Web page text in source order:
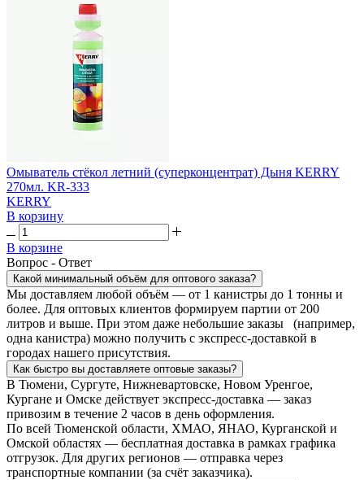
Омыватель стёкол летний (суперконцентрат) Дыня KERRY
270мл. KR-333
KERRY
В корзину
В корзине
Вопрос - Ответ
Какой минимальный объём для оптового заказа?
Мы доставляем любой объём — от 1 канистры до 1 тонны и
более. Для оптовых клиентов формируем партии от 200
литров и выше. При этом даже небольшие заказы (например,
одна канистра) можно получить с экспресс-доставкой в
городах нашего присутствия.
Как быстро вы доставляете оптовые заказы?
В Тюмени, Сургуте, Нижневартовске, Новом Уренгое,
Кургане и Омске действует экспресс-доставка — заказ
привозим в течение 2 часов в день оформления.
По всей Тюменской области, ХМАО, ЯНАО, Курганской и
Омской областях — бесплатная доставка в рамках графика
отгрузок. Для других регионов — отправка через
транспортные компании (за счёт заказчика).